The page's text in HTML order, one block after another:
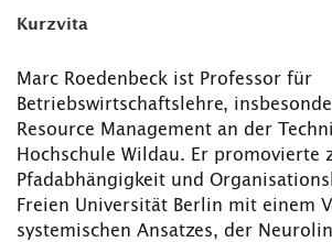
Kurzvita
Marc Roedenbeck ist Professor für
Betriebswirtschaftslehre,
Resource Management an der
Hochschule Wildau. Er promovierte
Pfadabhängigkeit und
Freien Universität Berlin mit einem
systemischen Ansatzes, der